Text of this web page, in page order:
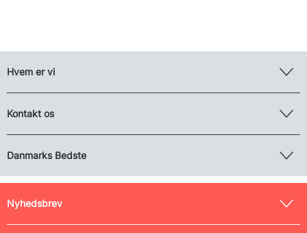
Hvem er vi
Kontakt os
Danmarks Bedste
Nyhedsbrev